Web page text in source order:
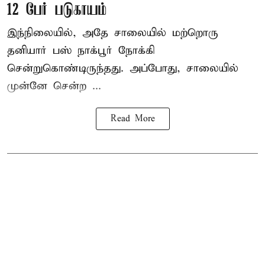
12 பேர் படுகாயம்
இந்நிலையில், அதே சாலையில் மற்றொரு
தனியார் பஸ் நாக்பூர் நோக்கி
சென்றுகொண்டிருந்தது. அப்போது, சாலையில்
முன்னே சென்ற ...
Read More